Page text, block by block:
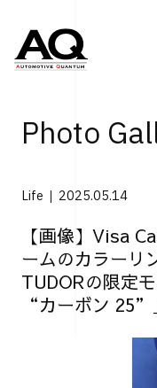
Photo
Life 2025.05.14
【画像】Visa
ームのカラーリ
TUDORの限定
“カーボン 25”